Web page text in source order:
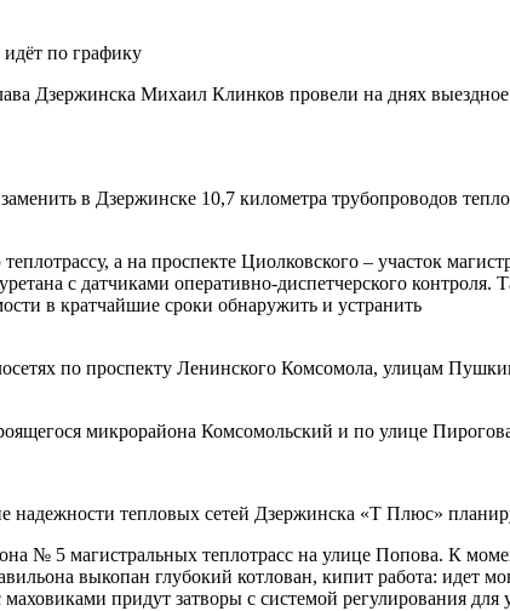
по графику
Дзержинска Михаил Клинков провели на днях
в Дзержинске 10,7 километра трубопроводов
а на проспекте Циолковского – участок
с датчиками оперативно-диспетчерского контроля.
в кратчайшие сроки обнаружить и устранить
по проспекту Ленинского Комсомола, улицам
микрорайона Комсомольский и по улице
тепловых сетей Дзержинска «Т Плюс»
№ 5 магистральных теплотрасс на улице Попова. К
выкопан глубокий котлован, кипит работа: идет
придут затворы с системой регулирования